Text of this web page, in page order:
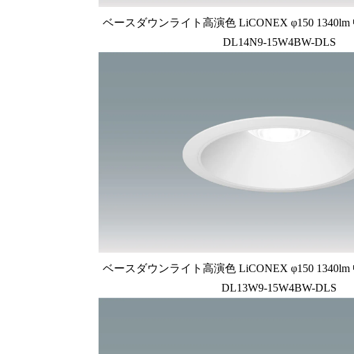
ベースダウンライト高演色 LiCONEX φ150 1340lm
DL14N9-15W4BW-DLS
ベースダウンライト高演色 LiCONEX φ150 1340lm
DL13W9-15W4BW-DLS